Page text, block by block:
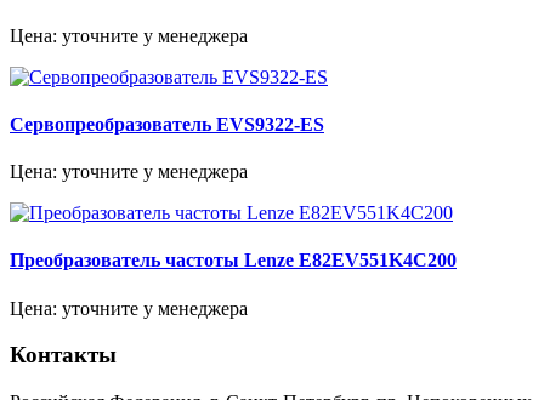
Цена: уточните у менеджера
Сервопреобразователь EVS9322-ES
Цена: уточните у менеджера
Преобразователь частоты Lenze E82EV551K4C200
Цена: уточните у менеджера
Контакты